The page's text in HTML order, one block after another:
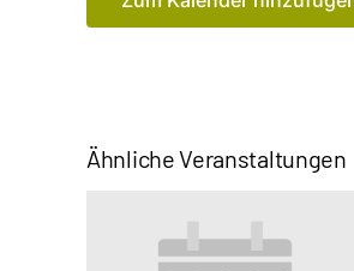
Ähnliche Veranstaltungen